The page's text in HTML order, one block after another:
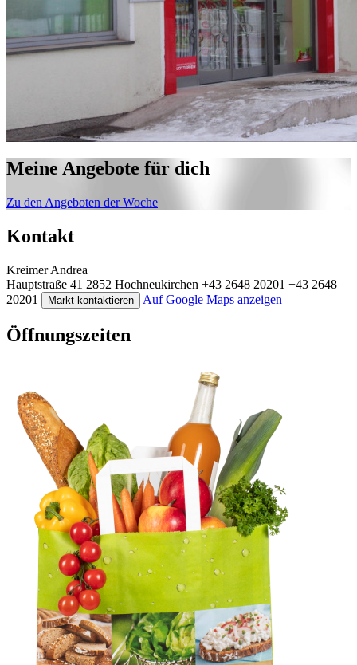
Meine Angebote für dich
Zu den Angeboten der Woche
Kontakt
Kreimer Andrea
Hauptstraße 41 2852 Hochneukirchen +43 2648 20201 +43 2648
20201
Markt kontaktieren Auf Google Maps anzeigen
Öffnungszeiten